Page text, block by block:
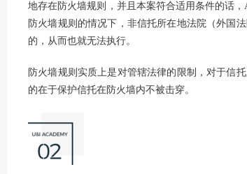
地存在防火墙规则，并且本案符合适用条件的话
防火墙规则的情况下，非信托所在地法院（外国
的，从而也就无法执行。
防火墙规则实质上是对管辖法律的限制，对于信
的在于保护信托在防火墙内不被击穿。